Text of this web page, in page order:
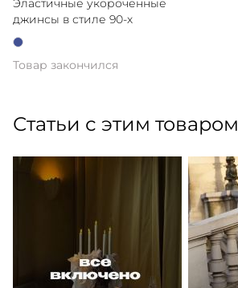
Эластичные укороченные
джинсы в стиле 90-х
Товар закончился
Статьи с этим товаром